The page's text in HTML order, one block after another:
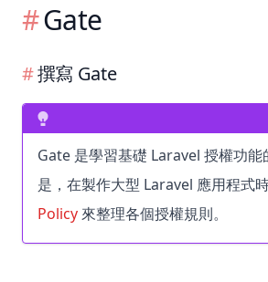
Gate
撰寫 Gate
Gate 是學習基礎 Laravel 授權功能
是，在製作大型 Laravel 應用程式
Policy 來整理各個授權規則。